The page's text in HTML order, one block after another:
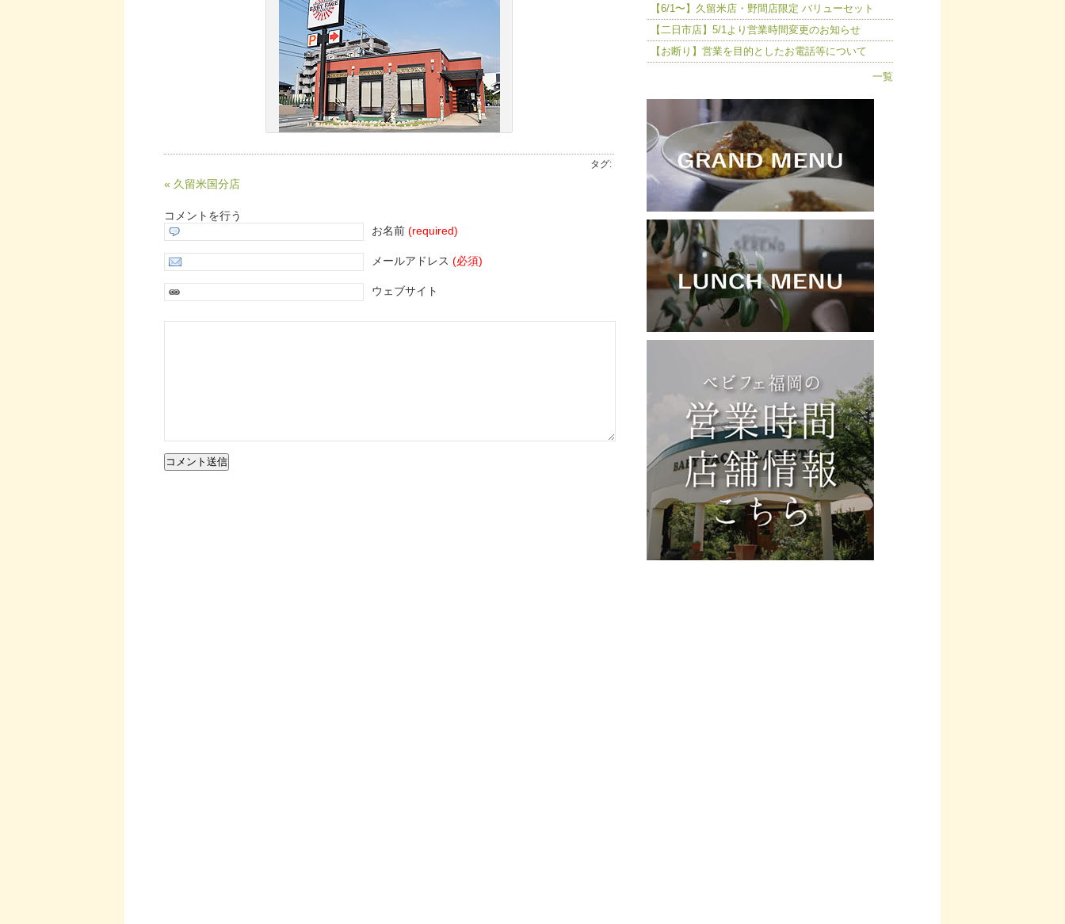
タグ:
« 久留米国分店
コメントを行う
お名前 (required)
メールアドレス (必須)
ウェブサイト
【6/1〜】久留米店・野間店限定 バリューセット
【二日市店】5/1より営業時間変更のお知らせ
【お断り】営業を目的としたお電話等について
一覧